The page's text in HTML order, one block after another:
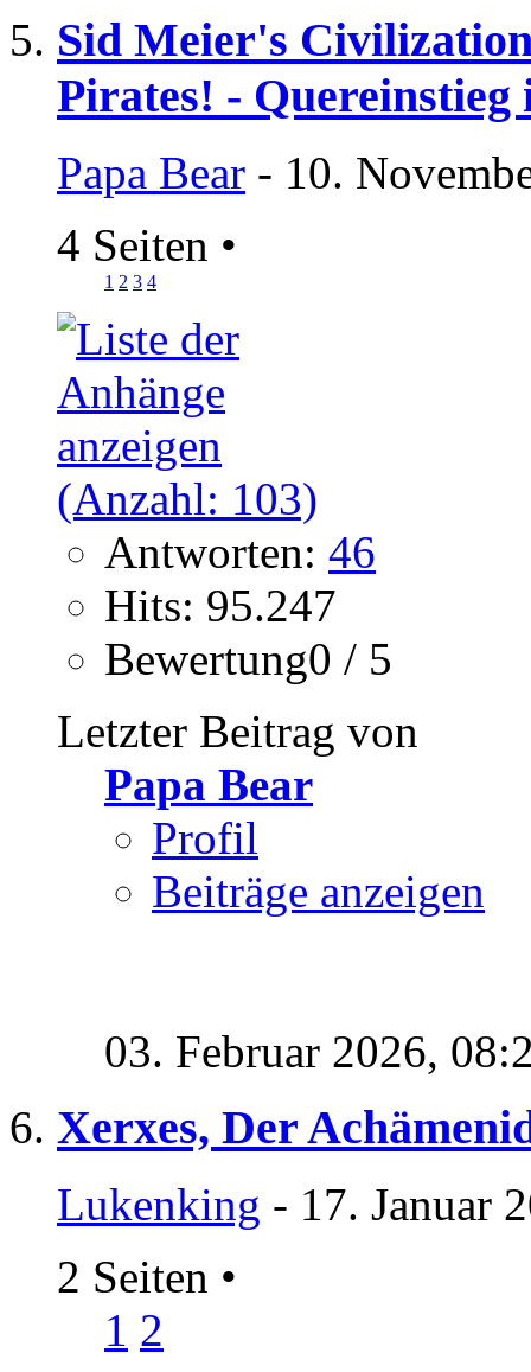
Sid Meier's
Pirates! -
Papa Bear - 10.
4 Seiten •
1 2 3 4
Antworten: 46
Hits: 95.247
Bewertung0 / 5
Letzter Beitrag von
Papa Bear
Profil
Beiträge anzeigen
03. Februar 2026,
Xerxes, Der
Lukenking - 17. Januar
2 Seiten •
1 2